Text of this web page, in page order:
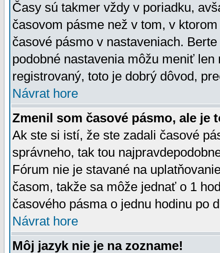
Časy sú takmer vždy v poriadku,
časovom pásme než v tom, v
časové pásmo v nastaveniach.
podobné nastavenia môžu meniť
registrovaný, toto je dobrý dôvod,
Návrat hore
Zmenil som časové pásmo, ale je
Ak ste si istí, že ste zadali časové
správneho, tak tou
Fórum nie je stavané na
časom, takže sa môže jednať o 1
časového pásma o jednu hodinu po
Návrat hore
Môj jazyk nie je na zozname!